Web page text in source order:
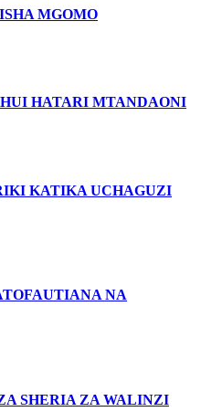
MGOMO
HATARI MTANDAONI
KATIKA UCHAGUZI
NA
SHERIA ZA WALINZI